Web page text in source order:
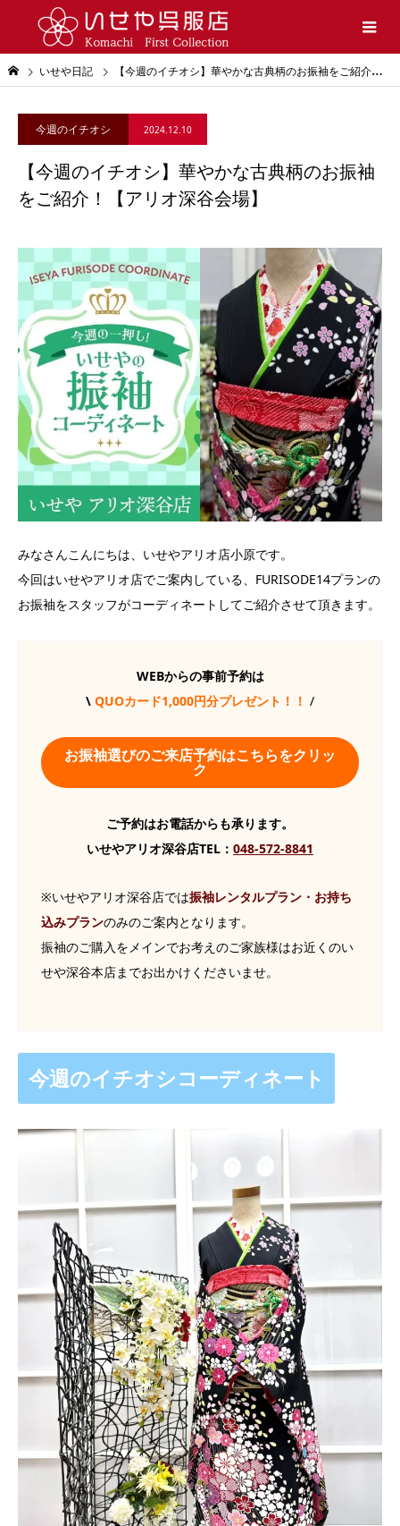
いせや日記 【今週のイチオシ】華やかな古典柄のお振袖をご紹介！【アリオ深谷会場】
今週のイチオシ 2024.12.10
【今週のイチオシ】華やかな古典柄のお振袖
をご紹介！【アリオ深谷会場】
みなさんこんにちは、いせやアリオ店小原です。
今回はいせやアリオ店でご案内している、FURISODE14プランの
お振袖をスタッフがコーディネートしてご紹介させて頂きます。
WEBからの事前予約は
\ QUOカード1,000円分プレゼント！！ /
お振袖選びのご来店予約はこちらをクリッ
ク
ご予約はお電話からも承ります。
いせやアリオ深谷店TEL： 048-572-8841
※いせやアリオ深谷店では振袖レンタルプラン・ お持ち
込みプランのみのご案内となります。
振袖のご購入をメインでお考えのご家族様はお近くのい
せや深谷本店までお出かけくださいませ。
今週のイチオシコーディネート